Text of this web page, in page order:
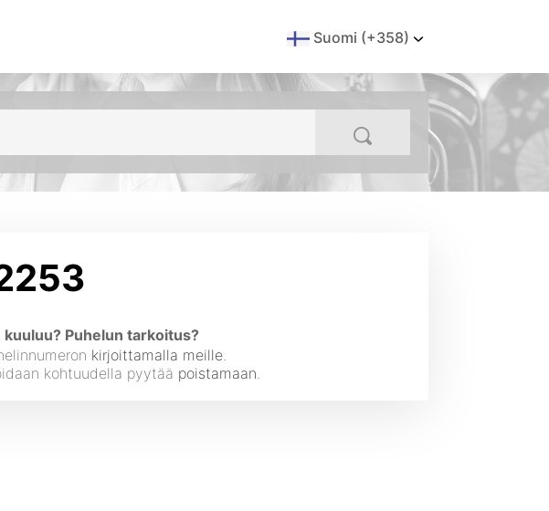
Suomi (+358)
Puhelun tarkoitus?
kirjoittamalla meille.
kohtuudella pyytää poistamaan.